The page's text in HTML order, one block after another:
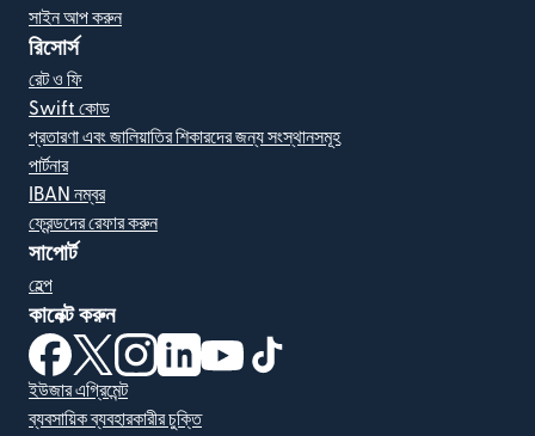
সাইন আপ করুন
রিসোর্স
রেট ও ফি
Swift কোড
প্রতারণা এবং জালিয়াতির শিকারদের জন্য সংস্থানসমূহ
পার্টনার
IBAN নম্বর
ফ্রেন্ডদের রেফার করুন
সাপোর্ট
হেল্প
কানেক্ট করুন
(নতুন উইন্ডোতে খুলবে)
(নতুন উইন্ডোতে খুলবে)
(নতুন উইন্ডোতে খুলবে)
(নতুন উইন্ডোতে খুলবে)
(নতুন উইন্ডোতে খুলবে)
ইউজার এগ্রিমেন্ট
ব্যবসায়িক ব্যবহারকারীর চুক্তি